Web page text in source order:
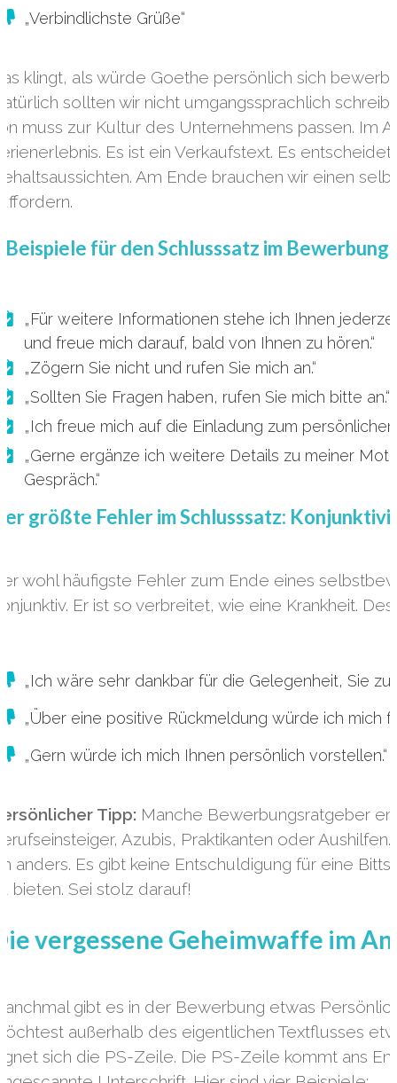
„Verbindlichste Grüße“
klingt, als würde Goethe persönlich sich
sollten wir nicht umgangssprachlich
muss zur Kultur des Unternehmens passen. Im
Es ist ein Verkaufstext. Es
Am Ende brauchen wir einen
Beispiele für den Schlusssatz im
„Für weitere Informationen stehe ich Ihnen
und freue mich darauf, bald von Ihnen zu hören.“
„Zögern Sie nicht und rufen Sie mich an.“
„Sollten Sie Fragen haben, rufen Sie mich bitte an.“
„Ich freue mich auf die Einladung zum
„Gerne ergänze ich weitere Details zu meiner
Gespräch.“
größte Fehler im Schlusssatz:
wohl häufigste Fehler zum Ende eines
Er ist so verbreitet, wie eine Krankheit.
„Ich wäre sehr dankbar für die Gelegenheit, Sie zu
„Über eine positive Rückmeldung würde ich mich
„Gern würde ich mich Ihnen persönlich vorstellen.“
Tipp: Manche Bewerbungsratgeber
Azubis, Praktikanten oder
anders. Es gibt keine Entschuldigung für eine
bieten. Sei stolz darauf!
vergessene Geheimwaffe im
gibt es in der Bewerbung etwas
außerhalb des eigentlichen Textflusses
sich die PS-Zeile. Die PS-Zeile kommt ans